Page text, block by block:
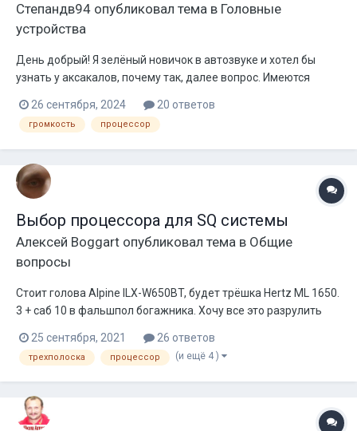
Степандв94 опубликовал тема в Головные
устройства
День добрый! Я зелёный новичок в автозвуке и хотел бы
узнать у аксакалов, почему так, далее вопрос. Имеются
задних, вроде тоже они. Так же имеется активный саб Урал
as-d12a. Раньше стояла какая то старенькая магнитола от
пио...
26 сентября, 2024 20 ответов
громкость процессор
Выбор процессора для SQ системы
Алексей Boggart опубликовал тема в Общие
вопросы
Стоит голова Alpine ILX-W650BT, будет трёшка Hertz ML 1650.
3 + саб 10 в фальшпол богажника. Хочу все это разрулить
25 сентября, 2021 26 ответов
трехполоска процессор (и ещё 4 )